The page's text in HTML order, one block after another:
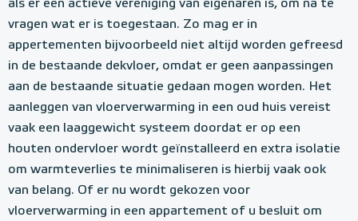
als er een actieve vereniging van eigenaren is, om na te
vragen wat er is toegestaan. Zo mag er in
appertementen bijvoorbeeld niet altijd worden gefreesd
in de bestaande dekvloer, omdat er geen aanpassingen
aan de bestaande situatie gedaan mogen worden. Het
aanleggen van vloerverwarming in een oud huis vereist
vaak een laaggewicht systeem doordat er op een
houten ondervloer wordt geïnstalleerd en extra isolatie
om warmteverlies te minimaliseren is hierbij vaak ook
van belang. Of er nu wordt gekozen voor
vloerverwarming in een appartement of u besluit om